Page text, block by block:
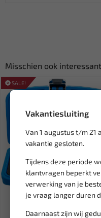
Vakantiesluiting
Van 1 augustus t/m 21
vakantie gesloten.
Tijdens deze periode
klantvragen beperkt
verwerking van je
je vraag langer duren
Daarnaast zijn wij
Misschien ook
SALE!
Tijdelijk
uitverkocht
BGS CDI verstuiver /
trekker set Mercedes...